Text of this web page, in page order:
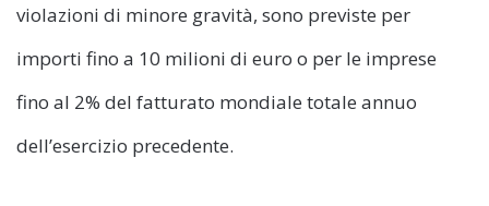
violazioni di minore gravità, sono previste per
importi fino a 10 milioni di euro o per le imprese
fino al 2% del fatturato mondiale totale annuo
dell’esercizio precedente.